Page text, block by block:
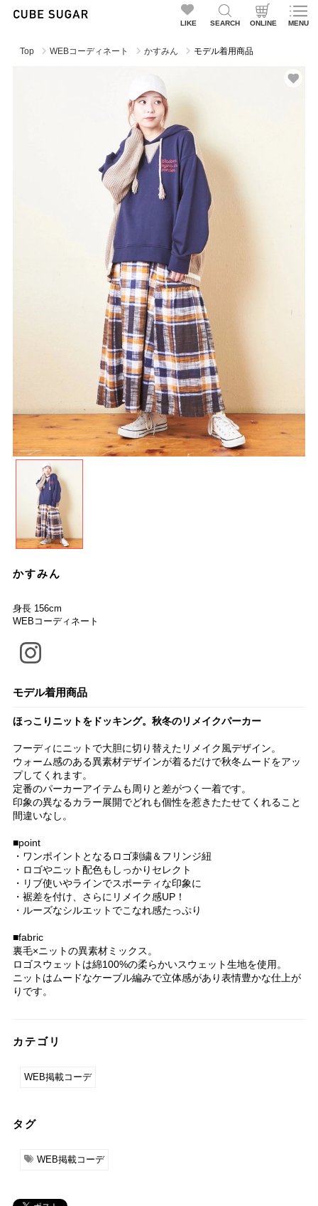
LIKE SEARCH ONLINE MENU
Top WEBコーディネート かすみん モデル着用商品
かすみん
身長 156cm
WEBコーディネート
モデル着用商品
ほっこりニットをドッキング。秋冬のリメイクパーカー
フーディにニットで大胆に切り替えたリメイク風デザイン。
ウォーム感のある異素材デザインが着るだけで秋冬ムードをアッ
プしてくれます。
定番のパーカーアイテムも周りと差がつく一着です。
印象の異なるカラー展開でどれも個性を惹きたたせてくれること
間違いなし。
■point
・ワンポイントとなるロゴ刺繍＆フリンジ紐
・ロゴやニット配色もしっかりセレクト
・リブ使いやラインでスポーティな印象に
・裾差を付け、さらにリメイク感UP！
・ルーズなシルエットでこなれ感たっぷり
■fabric
裏毛×ニットの異素材ミックス。
ロゴスウェットは綿100%の柔らかいスウェット生地を使用。
ニットはムードなケーブル編みで立体感があり表情豊かな仕上が
りです。
カテゴリ
WEB掲載コーデ
タグ
WEB掲載コーデ